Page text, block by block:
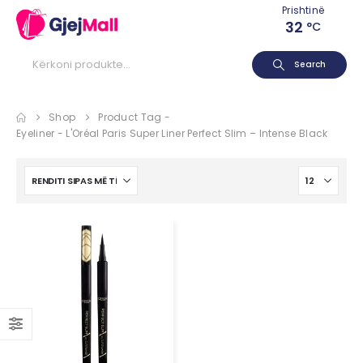
Prishtinë
32 °C
Search
Shop
Product Tag -
Eyeliner - L'Oréal Paris Super Liner Perfect Slim – Intense Black